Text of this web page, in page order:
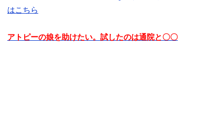
はこちら
アトピーの娘を助けたい。試したのは通院と〇〇